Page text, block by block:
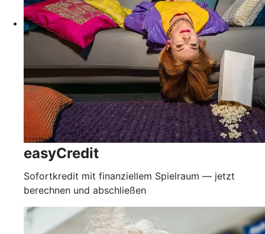
easyCredit
Sofortkredit mit finanziellem Spielraum — jetzt
berechnen und abschließen